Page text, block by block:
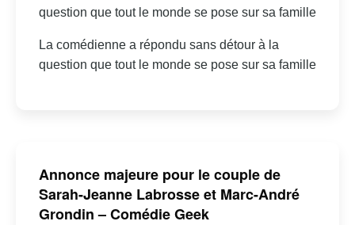
question que tout le monde se pose sur sa famille
La comédienne a répondu sans détour à la
question que tout le monde se pose sur sa famille
Annonce majeure pour le couple de
Sarah-Jeanne Labrosse et Marc-André
Grondin – Comédie Geek